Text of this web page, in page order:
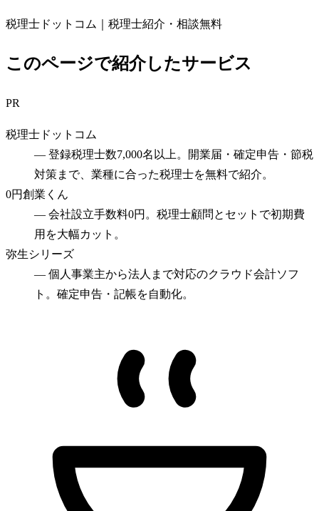
税理士ドットコム｜税理士紹介・相談無料
このページで紹介したサービス
PR
税理士ドットコム
— 登録税理士数7,000名以上。開業届・確定申告・節税
対策まで、業種に合った税理士を無料で紹介。
0円創業くん
— 会社設立手数料0円。税理士顧問とセットで初期費
用を大幅カット。
弥生シリーズ
— 個人事業主から法人まで対応のクラウド会計ソフ
ト。確定申告・記帳を自動化。